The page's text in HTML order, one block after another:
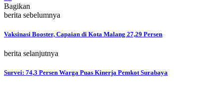
Bagikan
berita sebelumnya
Vaksinasi Booster, Capaian di Kota Malang 27,29 Persen
berita selanjutnya
Survei: 74,3 Persen Warga Puas Kinerja Pemkot Surabaya